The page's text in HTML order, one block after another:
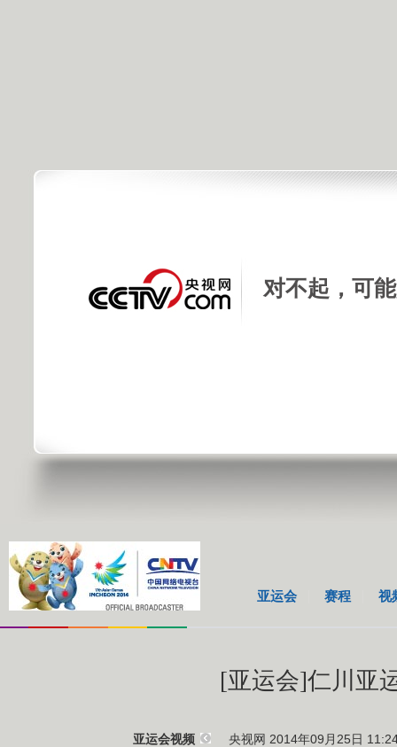
对不起，可
亚运会 赛程 视
[亚运会]仁川亚
亚运会视频 央视网 2014年09月25日